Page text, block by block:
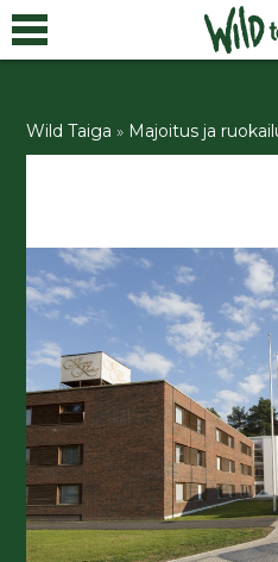
Wild Taiga » Majoitus ja